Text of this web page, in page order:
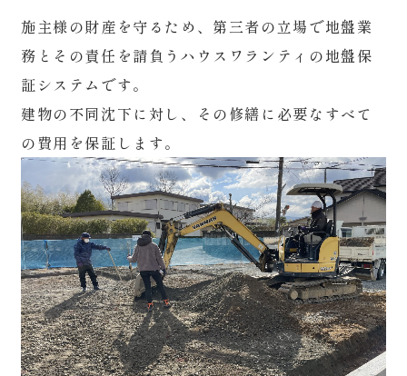
施主様の財産を守るため、第三者の立場で地盤業
務とその責任を請負うハウスワランティの地盤保
証システムです。
建物の不同沈下に対し、その修繕に必要なすべて
の費用を保証します。